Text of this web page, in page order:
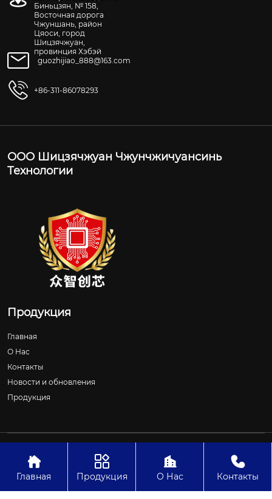
Биньцзян, № 158,
Восточная дорога
Чжуншань, район
Цяоси, город
Шицзячжуан,
провинция Хэбэй
guozhijiao_888@163.com
+86-311-86078293
ООО Шицзячжуан Чжунчжичуансинь
Технологии
Продукция
Главная
О Нас
Контакты
Новости и обновления
Продукция
Технологии

Главная

Продукция

О Нас

Контакты